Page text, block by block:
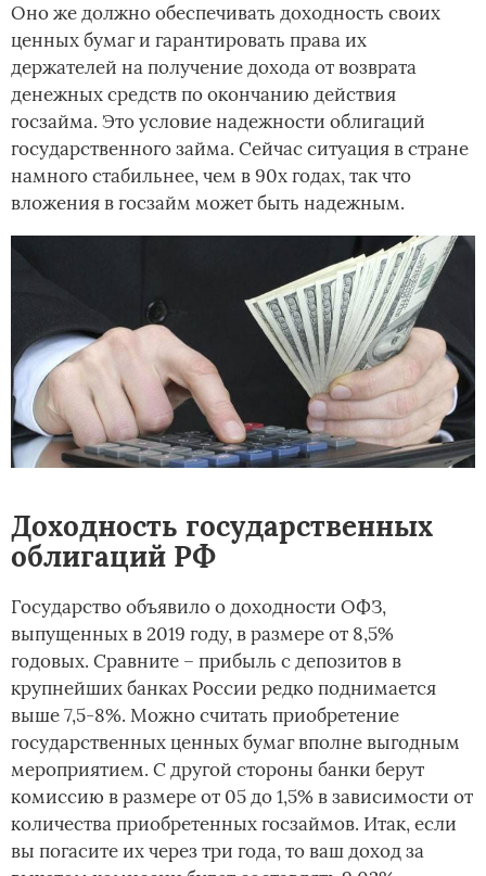
Оно же должно обеспечивать доходность своих
ценных бумаг и гарантировать права их
держателей на получение дохода от возврата
денежных средств по окончанию действия
госзайма. Это условие надежности облигаций
государственного займа. Сейчас ситуация в стране
намного стабильнее, чем в 90х годах, так что
вложения в госзайм может быть надежным.
Доходность государственных
облигаций РФ
Государство объявило о доходности ОФЗ,
выпущенных в 2019 году, в размере от 8,5%
годовых. Сравните – прибыль с депозитов в
крупнейших банках России редко поднимается
выше 7,5-8%. Можно считать приобретение
государственных ценных бумаг вполне выгодным
мероприятием. С другой стороны банки берут
комиссию в размере от 05 до 1,5% в зависимости от
количества приобретенных госзаймов. Итак, если
вы погасите их через три года, то ваш доход за